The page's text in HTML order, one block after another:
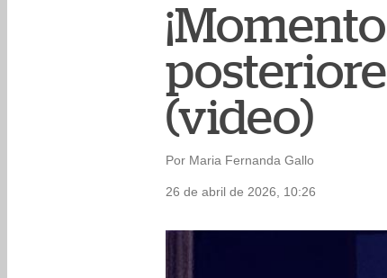
(video)
Por Maria Fernanda Gallo
26 de abril de 2026, 10:26